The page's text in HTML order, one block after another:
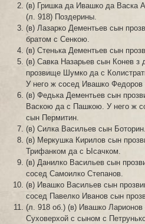
(в) Гришка да Ивашко да Васка
(л. 918) Поздерины.
(в) Лазарко Дементьев сын
братом с Сенкою.
(в) Стенька Дементьев сын
(в) Савка Назарьев сын Конев з
прозвище Шумко да с
У него ж сосед Ивашко Федоров
(в) Федька Дементьев сын
Васкою да с Пашкою. У него ж
сын Пермитин.
(в) Силка Васильев сын Боторин.
(в) Меркушка Кирилов сын
Трифанком да с Ысачком.
(в) Данилко Васильев сын
сосед Самоилко Степанов.
(в) Ивашко Васильев сын
сосед Павелко Иванов сын
(л. 918 об.) (в) Ивашко
Суховерхой с сыном с